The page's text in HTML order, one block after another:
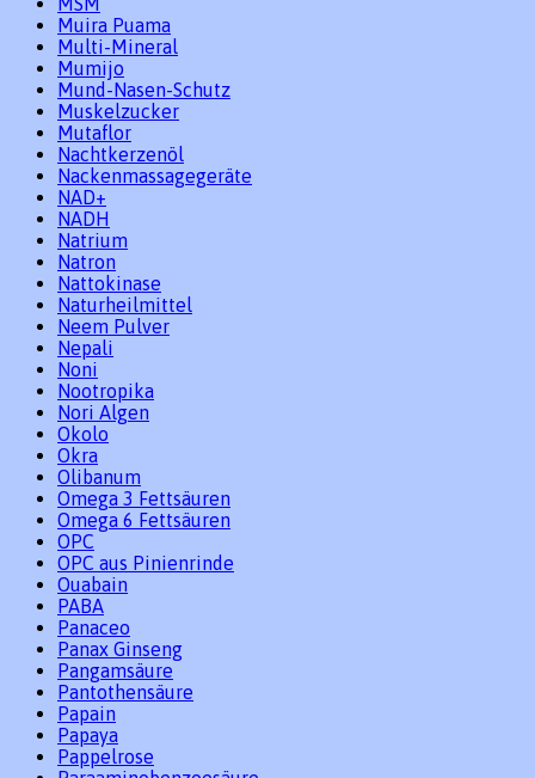
Muira Puama
Multi-Mineral
Mumijo
Mund-Nasen-Schutz
Muskelzucker
Mutaflor
Nachtkerzenöl
Nackenmassagegeräte
NAD+
NADH
Natrium
Natron
Nattokinase
Naturheilmittel
Neem Pulver
Nepali
Noni
Nootropika
Nori Algen
Okolo
Okra
Olibanum
Omega 3 Fettsäuren
Omega 6 Fettsäuren
OPC
OPC aus Pinienrinde
Ouabain
PABA
Panaceo
Panax Ginseng
Pangamsäure
Pantothensäure
Papain
Papaya
Pappelrose